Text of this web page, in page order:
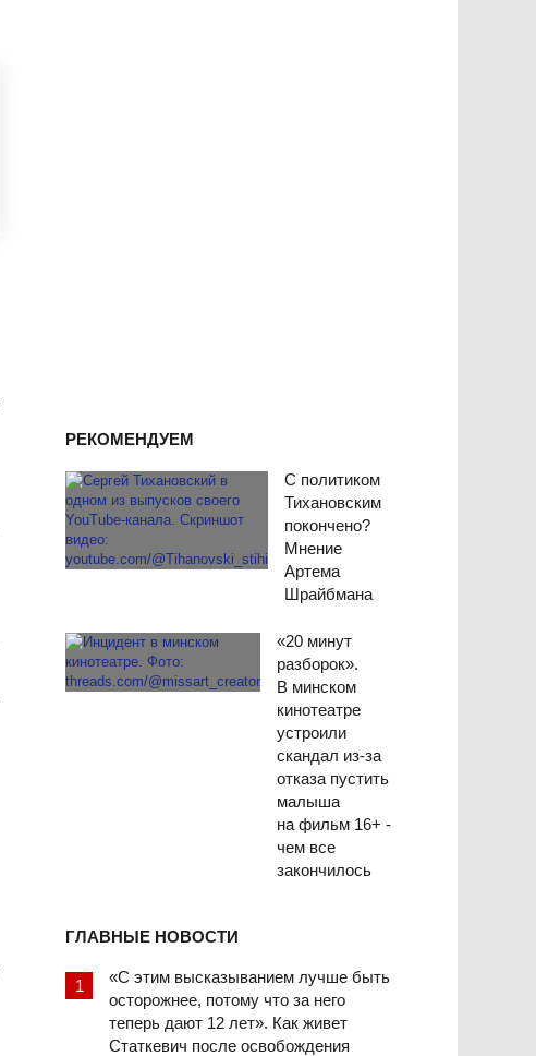
РЕКОМЕНДУЕМ
С политиком
Тихановским
покончено?
Мнение
Артема
Шрайбмана
«20 минут
разборок».
В минском
кинотеатре
устроили
скандал из-за
отказа пустить
малыша
на фильм 16+ -
чем все
закончилось
ГЛАВНЫЕ НОВОСТИ
«С этим высказыванием лучше быть
осторожнее, потому что за него
теперь дают 12 лет». Как живет
Статкевич после освобождения